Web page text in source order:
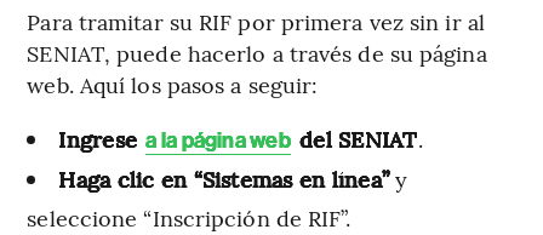
Para tramitar su RIF por primera vez sin ir al
SENIAT, puede hacerlo a través de su página
web. Aquí los pasos a seguir:
Ingrese a la página web del SENIAT.
Haga clic en “Sistemas en línea”y
seleccione “Inscripción de RIF”.